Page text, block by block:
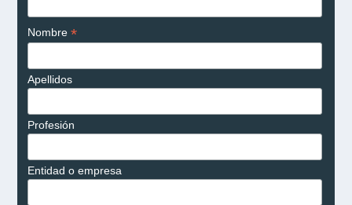
Nombre *
Apellidos
Profesión
Entidad o empresa